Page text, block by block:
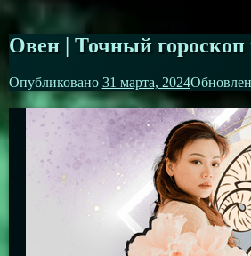
Овен | Точный гороскоп
Опубликовано 31 марта, 2024